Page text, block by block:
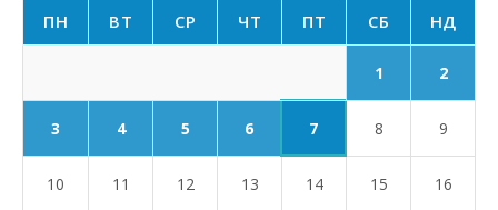
ПН ВТ СР ЧТ ПТ СБ НД
1 2
3 4 5 6 7 8 9
10 11 12 13 14 15 16